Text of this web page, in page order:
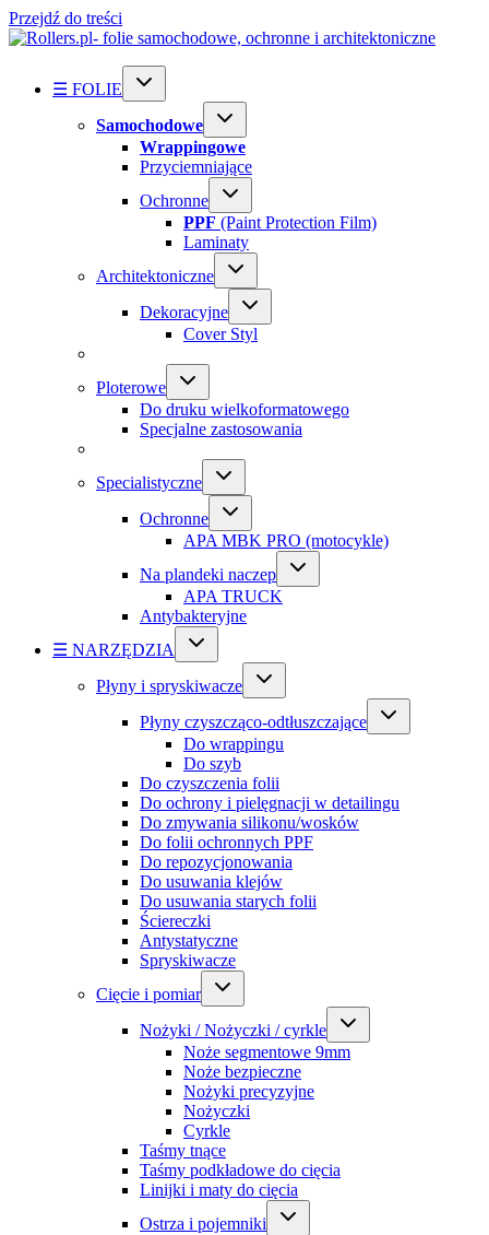
Przejdź do treści
☰ FOLIE
Samochodowe
Wrappingowe
Przyciemniające
Ochronne
PPF (Paint Protection Film)
Laminaty
Architektoniczne
Dekoracyjne
Cover Styl
Ploterowe
Do druku wielkoformatowego
Specjalne zastosowania
Specialistyczne
Ochronne
APA MBK PRO (motocykle)
Na plandeki naczep
APA TRUCK
Antybakteryjne
☰ NARZĘDZIA
Płyny i spryskiwacze
Płyny czyszcząco-odtłuszczające
Do wrappingu
Do szyb
Do czyszczenia folii
Do ochrony i pielęgnacji w detailingu
Do zmywania silikonu/wosków
Do folii ochronnych PPF
Do repozycjonowania
Do usuwania klejów
Do usuwania starych folii
Ściereczki
Antystatyczne
Spryskiwacze
Cięcie i pomiar
Nożyki / Nożyczki / cyrkle
Noże segmentowe 9mm
Noże bezpieczne
Nożyki precyzyjne
Nożyczki
Cyrkle
Taśmy tnące
Taśmy podkładowe do cięcia
Linijki i maty do cięcia
Ostrza i pojemniki